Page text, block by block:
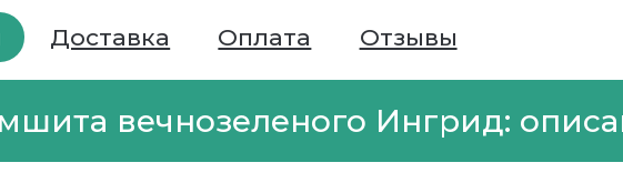
вечнозеленого Ингрид:
Доставка Оплата Отзывы